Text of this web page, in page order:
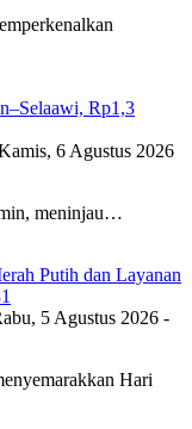
Rp1,3
6 Agustus 2026
meninjau…
Putih dan Layanan
5 Agustus 2026 -
Hari